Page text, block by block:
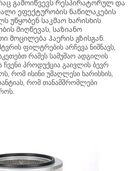
გამოიწვევს რესპირატორულ და
ეფექტურობის ნაწილაკების
უწყობენ საკმაო ხარისხის
მიღწევას, საზიანო
მოცილება ჰაერის გზისგან.
ფილტრების არჩევა ნიშნავს,
რამეს სამუშაო ადგილის
ჩვენი პროდუქცია გაივლის ბევრ
რომ ისინი უმაღლესი ხარისხის,
რომ თანამშრომლები